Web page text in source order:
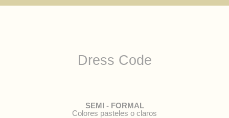
Dress Code
SEMI - FORMAL
Colores pasteles o claros